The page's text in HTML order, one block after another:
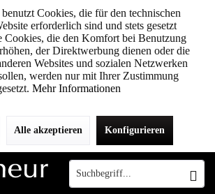
Cookies, die für den technischen
erforderlich sind und stets gesetzt
Cookies, die den Komfort bei Benutzung
der Direktwerbung dienen oder die
Websites und sozialen Netzwerken
werden nur mit Ihrer Zustimmung
Mehr Informationen
Alle akzeptieren Konfigurieren